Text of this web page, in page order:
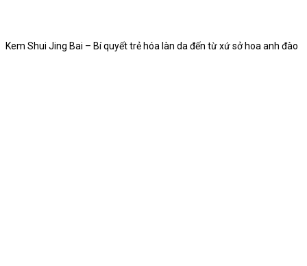
Kem Shui Jing Bai – Bí quyết trẻ hóa làn da đến từ xứ sở hoa anh đào